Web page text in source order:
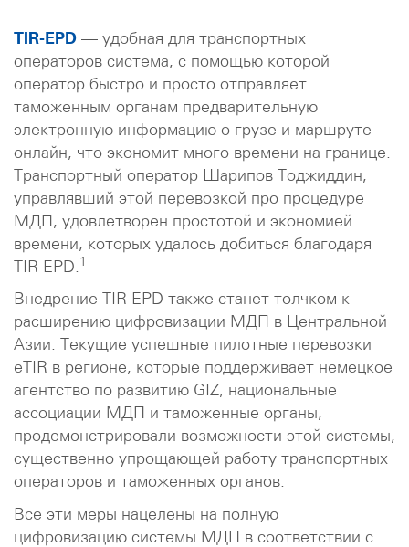
TIR-EPD — удобная для транспортных
операторов система, с помощью которой
оператор быстро и просто отправляет
таможенным органам предварительную
электронную информацию о грузе и маршруте
онлайн, что экономит много времени на границе.
Транспортный оператор Шарипов Тоджиддин,
управлявший этой перевозкой про процедуре
МДП, удовлетворен простотой и экономией
времени, которых удалось добиться благодаря
TIR-EPD. 1
Внедрение TIR-EPD также станет толчком к
расширению цифровизации МДП в Центральной
Азии. Текущие успешные пилотные перевозки
eTIR в регионе, которые поддерживает немецкое
агентство по развитию GIZ, национальные
ассоциации МДП и таможенные органы,
продемонстрировали возможности этой системы,
существенно упрощающей работу транспортных
операторов и таможенных органов.
Все эти меры нацелены на полную
цифровизацию системы МДП в соответствии с